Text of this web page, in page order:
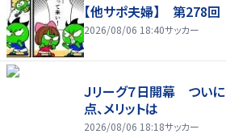
【他サポ夫婦】 第278回
2026/08/06 18:40サッカー
Ｊリーグ７日開幕 つい
点、メリットは
2026/08/06 18:18サッカー